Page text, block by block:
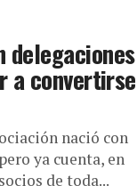
delegaciones
a convertirse
nació con
ya cuenta, en
de toda...